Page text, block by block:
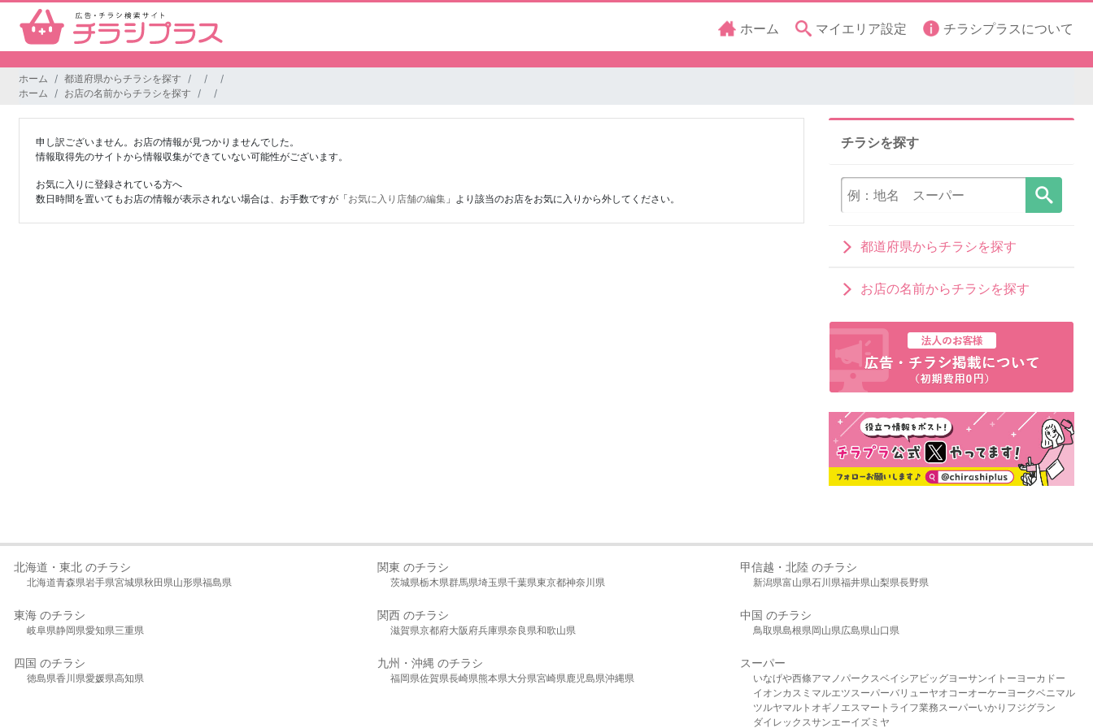
ホーム マイエリア設定 チラシプラスについて
ホーム
都道府県からチラシを探す
ホーム
お店の名前からチラシを探す
申し訳ございません。お店の情報が見つかりませんでした。
情報取得先のサイトから情報収集ができていない可能性がございます。
お気に入りに登録されている方へ
数日時間を置いてもお店の情報が表示されない場合は、お手数ですが「お気に入り店舗の編集 」より該当のお店をお気に入りから外してください。
チラシを探す
都道府県からチラシを探す
お店の名前からチラシを探す
北海道・東北 のチラシ
北海道青森県岩手県宮城県秋田県山形県福島県
関東 のチラシ
茨城県栃木県群馬県埼玉県千葉県東京都神奈川県
甲信越・北陸 のチラシ
新潟県富山県石川県福井県山梨県長野県
東海 のチラシ
岐阜県静岡県愛知県三重県
関西 のチラシ
滋賀県京都府大阪府兵庫県奈良県和歌山県
中国 のチラシ
鳥取県島根県岡山県広島県山口県
四国 のチラシ
徳島県香川県愛媛県高知県
九州・沖縄 のチラシ
福岡県佐賀県長崎県熊本県大分県宮崎県 鹿児島県沖縄県
スーパー
いなげや西條アマノパークスベイシア ビッグヨーサンイトーヨーカドー
イオンカスミ マルエツ スーパーバリューヤオコーオーケー ヨークベニマル
ツルヤマルト オギノ エスマート ライフ業務スーパーいかり フジグラン
ダイレックスサンエーイズミヤ